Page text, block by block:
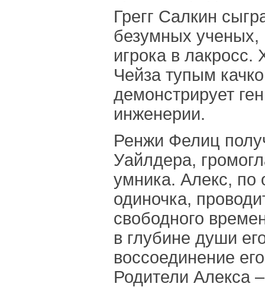
Грегг Салкин
безумных ученых,
игрока в лакросс.
Чейза тупым
демонстрирует
инженерии.
Ренжи Фелиц
Уайлдера,
умника. Алекс,
одиночка,
свободного
в глубине души
воссоединение
Родители Алекса